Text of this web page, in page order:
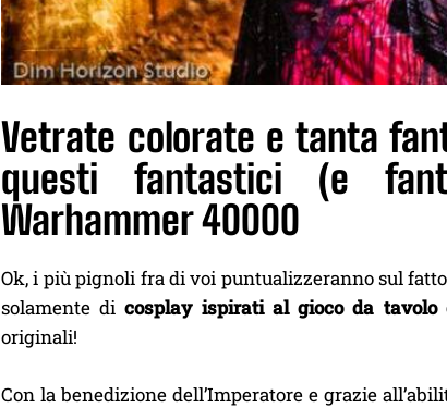
Vetrate colorate e tanta
questi fantastici (e
Warhammer 40000
Ok, i più pignoli fra di voi puntualizzeranno sul
solamente dicosplay ispirati al gioco da tavolo
originali!
Con la benedizione dell’Imperatore e grazie